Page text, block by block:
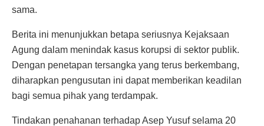
sama.
Berita ini menunjukkan betapa seriusnya Kejaksaan
Agung dalam menindak kasus korupsi di sektor publik.
Dengan penetapan tersangka yang terus berkembang,
diharapkan pengusutan ini dapat memberikan keadilan
bagi semua pihak yang terdampak.
Tindakan penahanan terhadap Asep Yusuf selama 20